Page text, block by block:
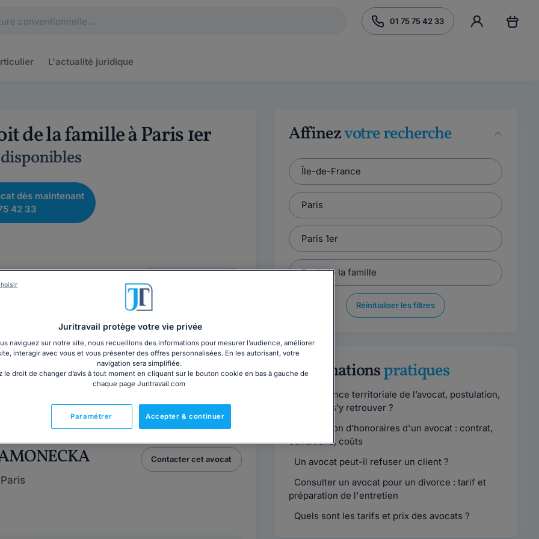
01 75 75 42 33
L'actualité juridique
de la famille à Paris 1er
dès maintenant
42 33
Contacter ce cabinet
Contacter cet avocat
Affinezvotre recherche
Réinitialiser les filtres
Informationspratiques
Compétence territoriale de l’avocat, postulation,
comment s’y retrouver ?
Convention d’honoraires d'un avocat : contrat,
conditions, coûts
Un avocat peut-il refuser un client ?
Consulter un avocat pour un divorce : tarif et
préparation de l'entretien
Quels sont les tarifs et prix des avocats ?
Juritravail protège votre vie privée
naviguez sur notre site, nous recueillons des informations pour mesurer l’audience, améliorer
interagir avec vous et vous présenter des offres personnalisées. En les autorisant, votre
navigation sera simplifiée.
le droit de changer d’avis à tout moment en cliquant sur le bouton cookie en bas à gauche de
chaque page Juritravail.com
Accepter & continuer
Paramétrer